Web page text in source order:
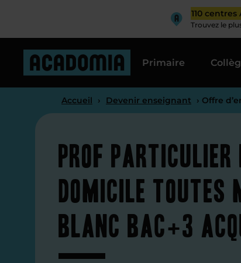
110
Trouvez le
Primaire
Accueil › Devenir enseignant › Offre
Prof particulier
domicile toutes
Blanc Bac+3